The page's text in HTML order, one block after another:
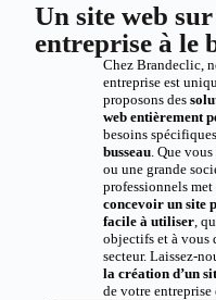
Un site web
entreprise à le
Chez Brandeclic,
entreprise est
proposons des
web entièrement
besoins
busseau. Que
ou une grande
professionnels
concevoir un site
facile à utiliser,
objectifs et à vous
secteur. Laissez-
la création d’un
de votre